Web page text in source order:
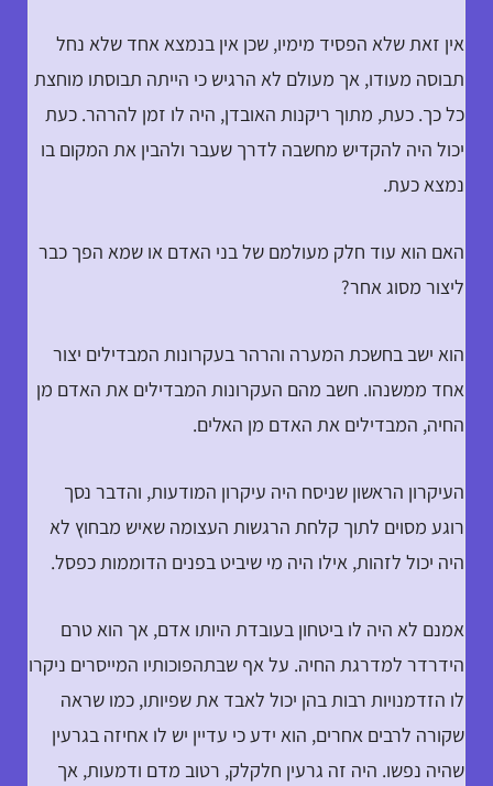
אין זאת שלא הפסיד מימיו, שכן אין בנמצא אחד שלא נחל
תבוסה מעודו, אך מעולם לא הרגיש כי הייתה תבוסתו מוחצת
כל כך. כעת, מתוך ריקנות האובדן, היה לו זמן להרהר. כעת
יכול היה להקדיש מחשבה לדרך שעבר ולהבין את המקום בו
נמצא כעת.
האם הוא עוד חלק מעולמם של בני האדם או שמא הפך כבר
ליצור מסוג אחר?
הוא ישב בחשכת המערה והרהר בעקרונות המבדילים יצור
אחד ממשנהו. חשב מהם העקרונות המבדילים את האדם מן
החיה, המבדילים את האדם מן האלים.
העיקרון הראשון שניסח היה עיקרון המודעות, והדבר נסך
רוגע מסוים לתוך קלחת הרגשות העצומה שאיש מבחוץ לא
היה יכול לזהות, אילו היה מי שיביט בפנים הדוממות כפסל.
אמנם לא היה לו ביטחון בעובדת היותו אדם, אך הוא טרם
הידרדר למדרגת החיה. על אף שבתהפוכותיו המייסרים ניקרו
לו הזדמנויות רבות בהן יכול לאבד את שפיותו, כמו שראה
שקורה לרבים אחרים, הוא ידע כי עדיין יש לו אחיזה בגרעין
שהיה נפשו. היה זה גרעין חלקלק, רטוב מדם ודמעות, אך